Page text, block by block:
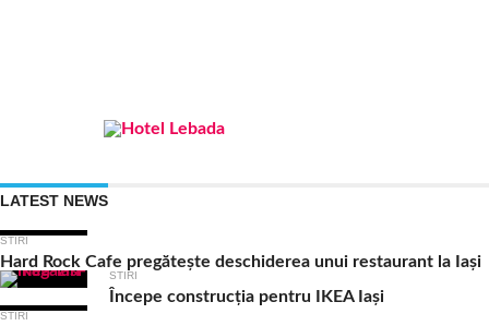
LATEST NEWS
STIRI
Hard Rock Cafe pregătește deschiderea unui restaurant la Iași
STIRI
Începe construcția pentru IKEA Iași
STIRI